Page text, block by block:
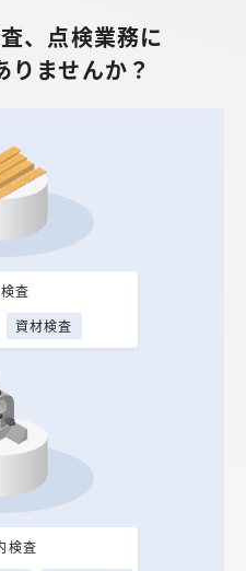
、点検業務に
りませんか？
査
資材検査
検査